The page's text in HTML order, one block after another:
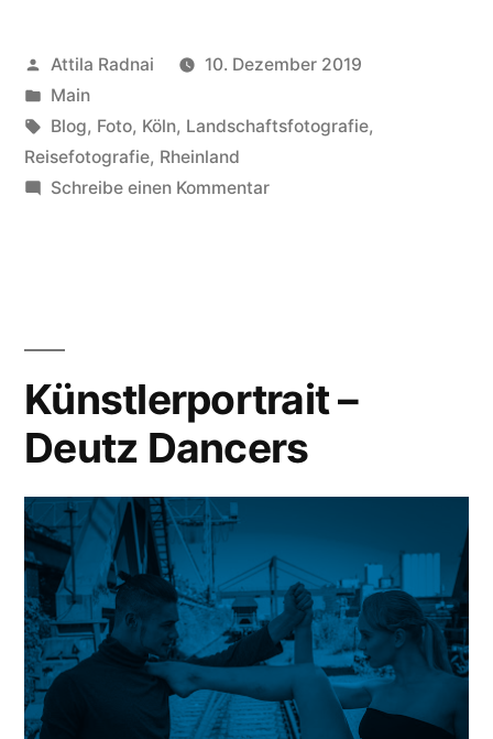
Veröffentlicht
von
Attila Radnai
10. Dezember 2019
Veröffentlicht
in
Main
Schlagwörter:
Blog, Foto, Köln, Landschaftsfotografie,
Reisefotografie, Rheinland
Schreibe einen Kommentarzu
Künstlerportrait –
Deutz Dancers